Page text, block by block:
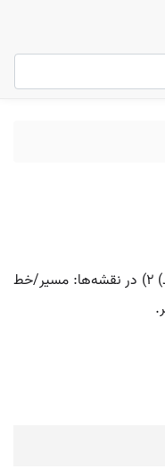
۱) خطوط قرمز (مرزهایی که نباید رد شوند) ۲) در نقشه‌ها: مسیر/خط